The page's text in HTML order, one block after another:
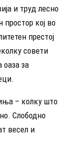
и труд лесно
кој во
престој
совети
за
– колку што
Слободно
весел и